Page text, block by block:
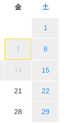
金 土
1
7 8
14 15
21 22
28 29